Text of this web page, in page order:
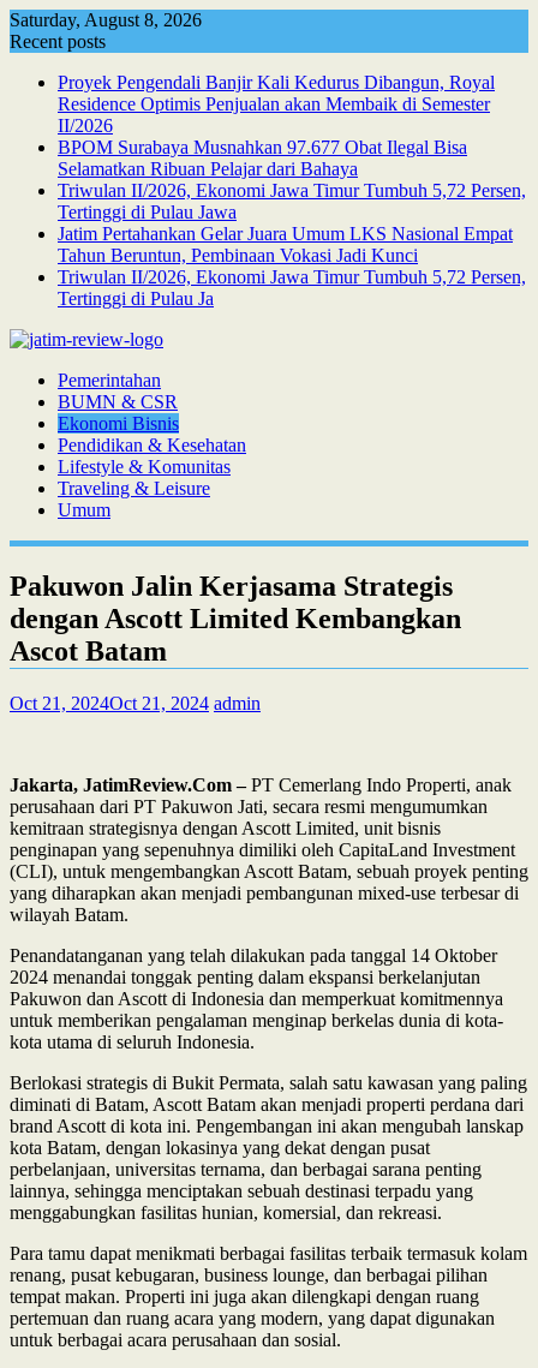
Skip
to
Saturday, August 8, 2026
Recent posts
Proyek Pengendali Banjir Kali Kedurus Dibangun, Royal
Residence Optimis Penjualan akan Membaik di Semester
II/2026
BPOM Surabaya Musnahkan 97.677 Obat Ilegal Bisa
Selamatkan Ribuan Pelajar dari Bahaya
Triwulan II/2026, Ekonomi Jawa Timur Tumbuh 5,72 Persen,
Tertinggi di Pulau Jawa
Jatim Pertahankan Gelar Juara Umum LKS Nasional Empat
Tahun Beruntun, Pembinaan Vokasi Jadi Kunci
Triwulan II/2026, Ekonomi Jawa Timur Tumbuh 5,72 Persen,
Tertinggi di Pulau Ja
Pemerintahan
BUMN & CSR
Ekonomi Bisnis
Pendidikan & Kesehatan
Lifestyle & Komunitas
Traveling & Leisure
Umum
Pakuwon Jalin Kerjasama Strategis
dengan Ascott Limited Kembangkan
Ascot Batam
Oct 21, 2024Oct 21, 2024 admin
Jakarta, JatimReview.Com –PT Cemerlang Indo Properti, anak
perusahaan dari PT Pakuwon Jati, secara resmi mengumumkan
kemitraan strategisnya dengan Ascott Limited, unit bisnis
penginapan yang sepenuhnya dimiliki oleh CapitaLand Investment
(CLI), untuk mengembangkan Ascott Batam, sebuah proyek penting
yang diharapkan akan menjadi pembangunan mixed-use terbesar di
wilayah Batam.
Penandatanganan yang telah dilakukan pada tanggal 14 Oktober
2024 menandai tonggak penting dalam ekspansi berkelanjutan
Pakuwon dan Ascott di Indonesia dan memperkuat komitmennya
untuk memberikan pengalaman menginap berkelas dunia di kota-
kota utama di seluruh Indonesia.
Berlokasi strategis di Bukit Permata, salah satu kawasan yang paling
diminati di Batam, Ascott Batam akan menjadi properti perdana dari
brand Ascott di kota ini. Pengembangan ini akan mengubah lanskap
kota Batam, dengan lokasinya yang dekat dengan pusat
perbelanjaan, universitas ternama, dan berbagai sarana penting
lainnya, sehingga menciptakan sebuah destinasi terpadu yang
menggabungkan fasilitas hunian, komersial, dan rekreasi.
Para tamu dapat menikmati berbagai fasilitas terbaik termasuk kolam
renang, pusat kebugaran, business lounge, dan berbagai pilihan
tempat makan. Properti ini juga akan dilengkapi dengan ruang
pertemuan dan ruang acara yang modern, yang dapat digunakan
untuk berbagai acara perusahaan dan sosial.